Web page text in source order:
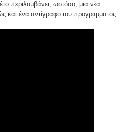
περιλαμβάνει, ωστόσο, μια νέα
και ένα αντίγραφο του προγράμματος